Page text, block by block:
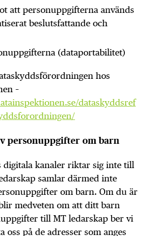
att personuppgifterna används
beslutsfattande och
(dataportabilitet)
hos
–
dataskyddsref
personuppgifter om barn
digitala kanaler riktar sig inte till
samlar därmed inte
om barn. Om du är
medveten om att ditt barn
till MT ledarskap ber vi
oss på de adresser som anges